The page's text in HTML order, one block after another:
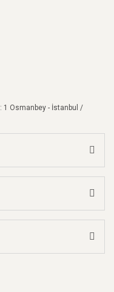
bulunuyor.
olmalı.
1 Osmanbey - İstanbul /